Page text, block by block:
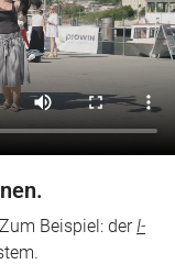
Beispiel: derI-